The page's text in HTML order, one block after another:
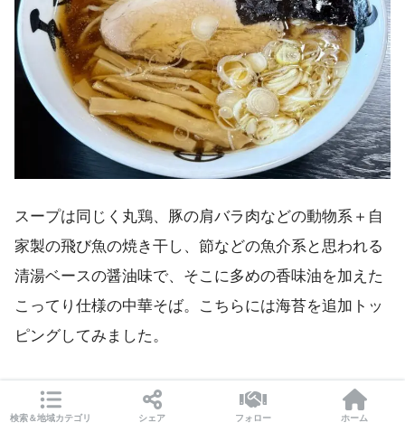
スープは同じく丸鶏、豚の肩バラ肉などの動物系＋自
家製の飛び魚の焼き干し、節などの魚介系と思われる
清湯ベースの醤油味で、そこに多めの香味油を加えた
こってり仕様の中華そば。こちらには海苔を追加トッ
ピングしてみました。
しっかりとした丸鶏、豚の肩バラ肉などの動物系出汁
に加えて、飛び魚の焼き干し、節などの魚介系の風味
検索＆地域カテゴリ シェア フォロー ホーム